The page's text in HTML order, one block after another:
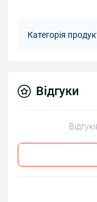
Категорія
Відгуки